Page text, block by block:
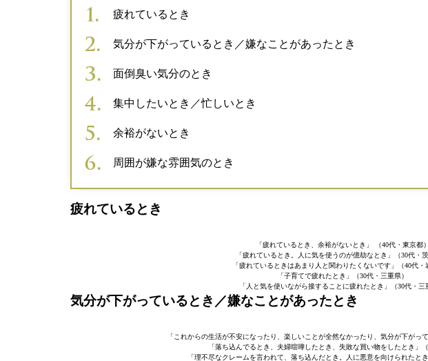
疲れているとき
気分が下がっているとき／嫌なことがあったとき
面倒臭い気分のとき
集中したいとき／忙しいとき
余裕がないとき
周囲が嫌な雰囲気のとき
疲れているとき
「疲れているとき、余裕がないとき」 （40代・東京都）
「疲れているとき。人に気を使うのが億劫なとき」（30代・茨
「疲れているときはあまり人と関わりたくないです」（40代・
「子育てで疲れたとき」（30代・三重県）
「人と気を使いながら接することに疲れたとき」（30代・三
気分が下がっているとき／嫌なことがあったとき
「これからの生活が不安になったり、楽しいことが全然なかったり、気分が下がっ
「落ち込んでるとき、夫婦喧嘩したとき、失敗な買い物をしたとき」（
「理不尽なクレームを言われて、落ち込んだとき。人に悪意を向けられたと